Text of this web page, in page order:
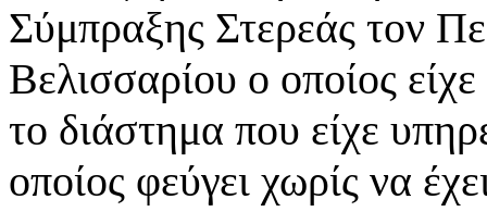
Σύμπραξης Στερεάς τον
Βελισσαρίου ο οποίος
το διάστημα που είχε
οποίος φεύγει χωρίς να